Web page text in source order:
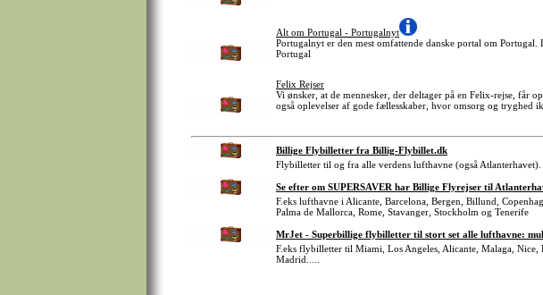
Alt om Portugal - Portugalnyt
Portugalnyt er den mest omfattende danske portal om
Portugal
Felix Rejser
Vi ønsker, at de mennesker, der deltager på en Felix-rejse, får
også oplevelser af gode fællesskaber, hvor omsorg og tryghed
Billige Flybilletter fra Billig-Flybillet.dk
Flybilletter til og fra alle verdens lufthavne (også
Se efter om SUPERSAVER har Billige Flyrejser til
F.eks lufthavne i Alicante, Barcelona, Bergen, Billund,
Palma de Mallorca, Rome, Stavanger, Stockholm og Tenerife
MrJet - Superbillige flybilletter til stort set alle lufthavne:
F.eks flybilletter til Miami, Los Angeles, Alicante, Malaga, Nice,
Madrid.....